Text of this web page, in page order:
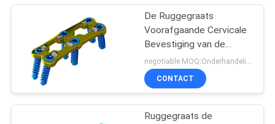
De Ruggegraats
Voorafgaande Cervicale
Bevestiging van de
titaniumruggewervel voor
Chirurgie
CONTACT
Ruggegraats de